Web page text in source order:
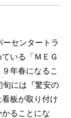
センタートラ
いる「ＭＥＧ
年春になるこ
旬には『驚安の
板が取り付け
ることにな